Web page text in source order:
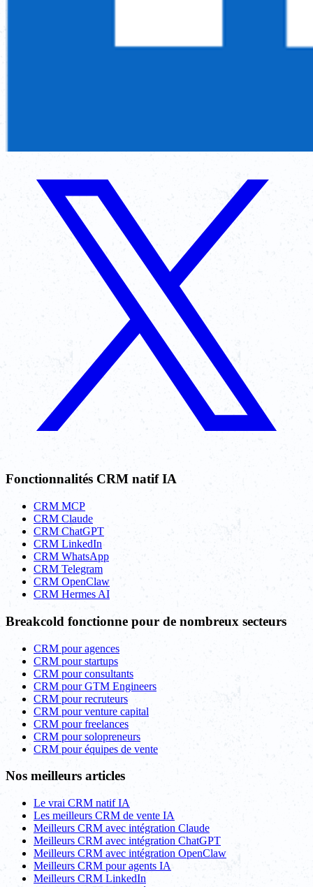
Fonctionnalités CRM natif IA
CRM MCP
CRM Claude
CRM ChatGPT
CRM LinkedIn
CRM WhatsApp
CRM Telegram
CRM OpenClaw
CRM Hermes AI
Breakcold fonctionne pour de nombreux secteurs
CRM pour agences
CRM pour startups
CRM pour consultants
CRM pour GTM Engineers
CRM pour recruteurs
CRM pour venture capital
CRM pour freelances
CRM pour solopreneurs
CRM pour équipes de vente
Nos meilleurs articles
Le vrai CRM natif IA
Les meilleurs CRM de vente IA
Meilleurs CRM avec intégration Claude
Meilleurs CRM avec intégration ChatGPT
Meilleurs CRM avec intégration OpenClaw
Meilleurs CRM pour agents IA
Meilleurs CRM LinkedIn